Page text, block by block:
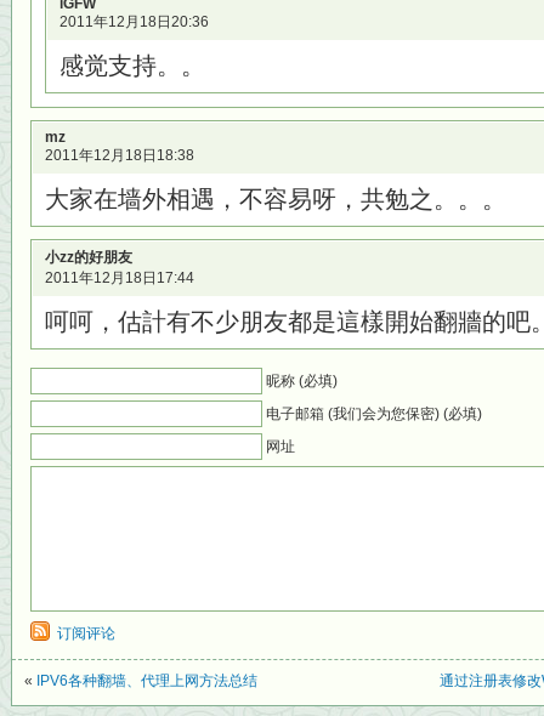
iGFW
2011年12月18日20:36
感觉支持。。
mz
2011年12月18日18:38
大家在墙外相遇，不容易呀，共勉之。。。
小zz的好朋友
2011年12月18日17:44
呵呵，估計有不少朋友都是這樣開始翻牆的吧
昵称 (必填)
电子邮箱 (我们会为您保密) (必填)
网址
订阅评论
« IPV6各种翻墙、代理上网方法总结 通过注册表修